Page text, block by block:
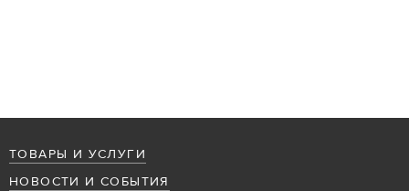
ТОВАРЫ И УСЛУГИ
НОВОСТИ И СОБЫТИЯ